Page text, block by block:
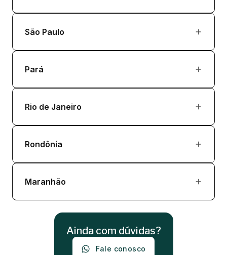
São Paulo
Pará
Rio de Janeiro
Rondônia
Maranhão
Ainda com dúvidas?
Fale conosco